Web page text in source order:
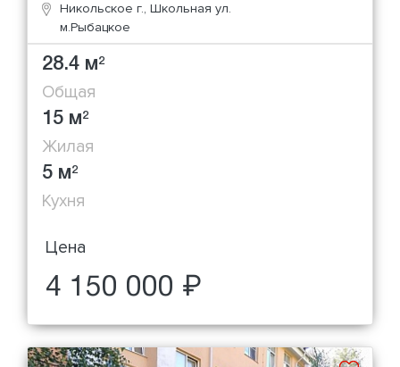
Никольское г., Школьная ул.
м.Рыбацкое
28.4 м2
Общая
15 м2
Жилая
5 м2
Кухня
Цена
4 150 000 ₽